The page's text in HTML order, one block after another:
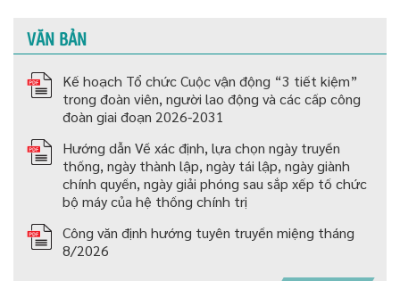
VĂN BẢN
Kế hoạch Tổ chức Cuộc vận động “3 tiết kiệm”
trong đoàn viên, người lao động và các cấp công
đoàn giai đoạn 2026-2031
Hướng dẫn Về xác định, lựa chọn ngày truyền
thống, ngày thành lập, ngày tái lập, ngày giành
chính quyền, ngày giải phóng sau sắp xếp tố chức
bộ máy của hệ thống chính trị
Công văn định hướng tuyên truyền miệng tháng
8/2026